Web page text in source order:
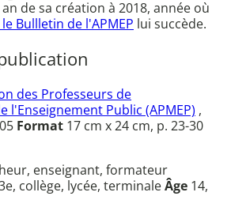
de sa création à 2018, année où
Bullletin de l'APMEP lui succède.
des Professeurs de
l'Enseignement Public (APMEP) ,
Format 17 cm x 24 cm, p. 23-30
enseignant, formateur
collège, lycée, terminaleÂge 14,